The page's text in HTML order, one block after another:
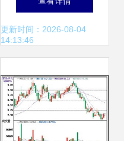
阅与技术研发趋势
更新时间：2026-08-04
14:13:46